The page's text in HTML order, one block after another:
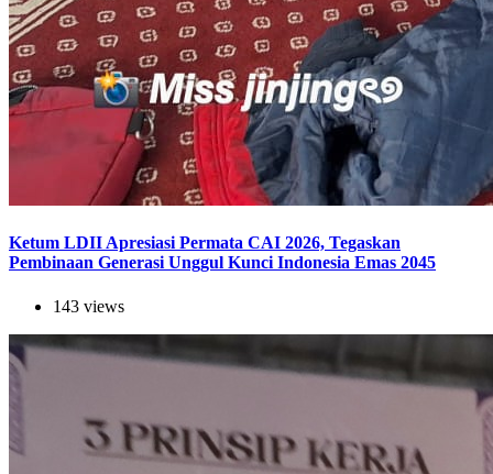
Ketum LDII Apresiasi Permata CAI 2026, Tegaskan
Pembinaan Generasi Unggul Kunci Indonesia Emas 2045
143 views